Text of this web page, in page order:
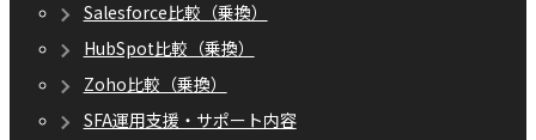
Salesforce比較（乗換）
HubSpot比較（乗換）
Zoho比較（乗換）
SFA運用支援・サポート内容